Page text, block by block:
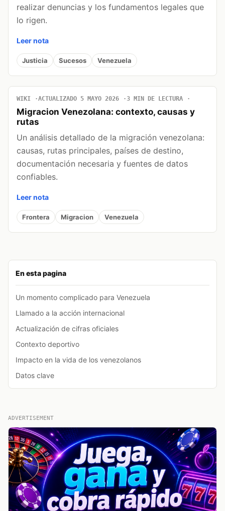
En esta pagina
Un momento complicado para Venezuela
Llamado a la acción internacional
Actualización de cifras oficiales
Contexto deportivo
Impacto en la vida de los venezolanos
Datos clave
realizar denuncias y los fundamentos legales que
lo rigen.
Leer nota
Justicia Sucesos Venezuela
WIKI ACTUALIZADO 5 MAYO 2026 3 MIN DE LECTURA
Migracion Venezolana: contexto, causas y
rutas
Un análisis detallado de la migración venezolana:
causas, rutas principales, países de destino,
documentación necesaria y fuentes de datos
confiables.
Leer nota
Frontera Migracion Venezuela
ADVERTISEMENT